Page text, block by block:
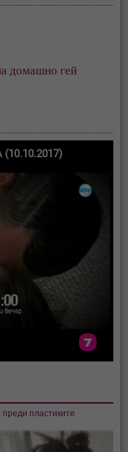
домашно гей
пластиките